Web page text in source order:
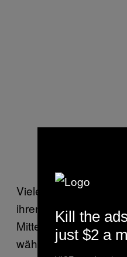
Viele der
ihren späten
Mitte Zwanzig, und
während ihrer kurzen
Kill the
just $2 a